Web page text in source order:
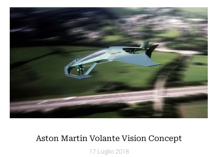
Aston Martin Volante Vision Concept
17 Luglio 2018